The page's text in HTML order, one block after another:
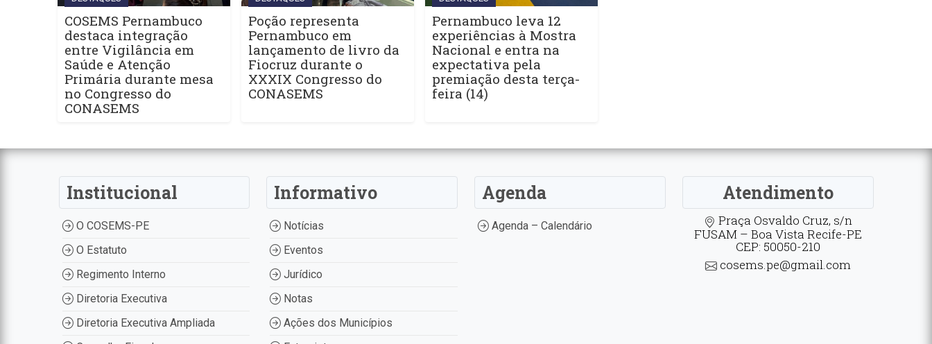
COSEMS Pernambuco
destaca integração
entre Vigilância em
Saúde e Atenção
Primária durante mesa
no Congresso do
CONASEMS
Poção representa
Pernambuco em
lançamento de livro da
Fiocruz durante o
XXXIX Congresso do
CONASEMS
Pernambuco leva 12
experiências à Mostra
Nacional e entra na
expectativa pela
premiação desta terça-
feira (14)
Institucional
O COSEMS-PE
O Estatuto
Regimento Interno
Diretoria Executiva
Diretoria Executiva Ampliada
Informativo
Notícias
Eventos
Jurídico
Notas
Ações dos Municípios
Agenda
Agenda – Calendário
Atendimento
Praça Osvaldo Cruz, s/n
FUSAM – Boa Vista Recife-PE
CEP: 50050-210
cosems.pe@gmail.com